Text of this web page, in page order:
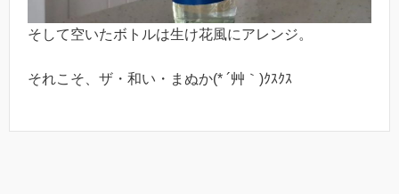
そして空いたボトルは生け花風にアレンジ。
それこそ、ザ・和い・まぬか(* ´艸｀)ｸｽｸｽ